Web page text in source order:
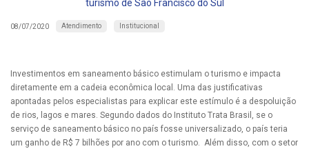
turismo de São Francisco do Sul
08/07/2020 Atendimento Institucional
Investimentos em saneamento básico estimulam o turismo e impacta
diretamente em a cadeia econômica local. Uma das justificativas
apontadas pelos especialistas para explicar este estímulo é a despoluição
de rios, lagos e mares. Segundo dados do Instituto Trata Brasil, se o
serviço de saneamento básico no país fosse universalizado, o país teria
um ganho de R$ 7 bilhões por ano com o turismo. Além disso, com o setor